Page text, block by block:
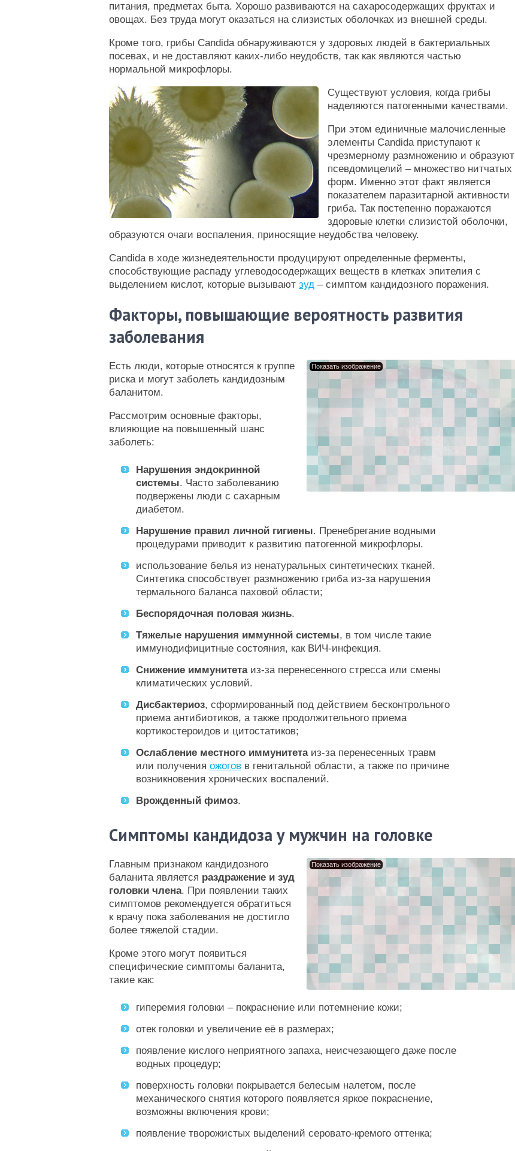
питания, предметах быта. Хорошо развиваются на сахаросодержащих фруктах и
овощах. Без труда могут оказаться на слизистых оболочках из внешней среды.
Кроме того, грибы Candida обнаруживаются у здоровых людей в бактериальных
посевах, и не доставляют каких-либо неудобств, так как являются частью
нормальной микрофлоры.
Существуют условия, когда грибы
наделяются патогенными качествами.
При этом единичные малочисленные
элементы Candida приступают к
чрезмерному размножению и образуют
псевдомицелий – множество нитчатых
форм. Именно этот факт является
показателем паразитарной активности
гриба. Так постепенно поражаются
здоровые клетки слизистой оболочки,
образуются очаги воспаления, приносящие неудобства человеку.
Candida в ходе жизнедеятельности продуцируют определенные ферменты,
способствующие распаду углеводосодержащих веществ в клетках эпителия с
выделением кислот, которые вызывают зуд – симптом кандидозного поражения.
Факторы, повышающие вероятность развития
заболевания
Показать изображение
Есть люди, которые относятся к группе
риска и могут заболеть кандидозным
баланитом.
Рассмотрим основные факторы,
влияющие на повышенный шанс
заболеть:
Нарушения эндокринной
системы. Часто заболеванию
подвержены люди с сахарным
диабетом.
Нарушение правил личной гигиены. Пренебрегание водными
процедурами приводит к развитию патогенной микрофлоры.
использование белья из ненатуральных синтетических тканей.
Синтетика способствует размножению гриба из-за нарушения
термального баланса паховой области;
Беспорядочная половая жизнь.
Тяжелые нарушения иммунной системы, в том числе такие
иммунодифицитные состояния, как ВИЧ-инфекция.
Снижение иммунитетаиз-за перенесенного стресса или смены
климатических условий.
Дисбактериоз, сформированный под действием бесконтрольного
приема антибиотиков, а также продолжительного приема
кортикостероидов и цитостатиков;
Ослабление местного иммунитетаиз-за перенесенных травм
или получения ожогов в генитальной области, а также по причине
возникновения хронических воспалений.
Врожденный фимоз.
Симптомы кандидоза у мужчин на головке
Показать изображение
Главным признаком кандидозного
баланита является раздражение и зуд
головки члена. При появлении таких
симптомов рекомендуется обратиться
к врачу пока заболевания не достигло
более тяжелой стадии.
Кроме этого могут появиться
специфические симптомы баланита,
такие как:
гиперемия головки – покраснение или потемнение кожи;
отек головки и увеличение её в размерах;
появление кислого неприятного запаха, неисчезающего даже после
водных процедур;
поверхность головки покрывается белесым налетом, после
механического снятия которого появляется яркое покраснение,
возможны включения крови;
появление творожистых выделений серовато-кремого оттенка;